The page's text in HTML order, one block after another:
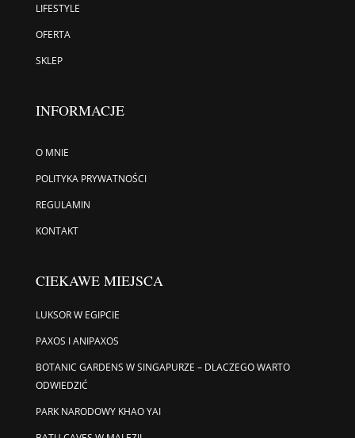
LIFESTYLE
OFERTA
SKLEP
INFORMACJE
O MNIE
POLITYKA PRYWATNOŚCI
REGULAMIN
KONTAKT
CIEKAWE MIEJSCA
LUKSOR W EGIPCIE
PAXOS I ANIPAXOS
BOTANIC GARDENS W SINGAPURZE – DLACZEGO WARTO
ODWIEDZIĆ
PARK NARODOWY KHAO YAI